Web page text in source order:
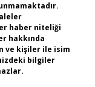
haber niteliği
hakkında
ve kişiler ile isim
bilgiler